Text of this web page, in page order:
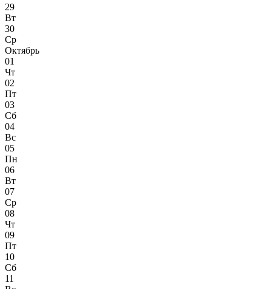
29
Вт
30
Ср
Октябрь
01
Чт
02
Пт
03
Сб
04
Вс
05
Пн
06
Вт
07
Ср
08
Чт
09
Пт
10
Сб
11